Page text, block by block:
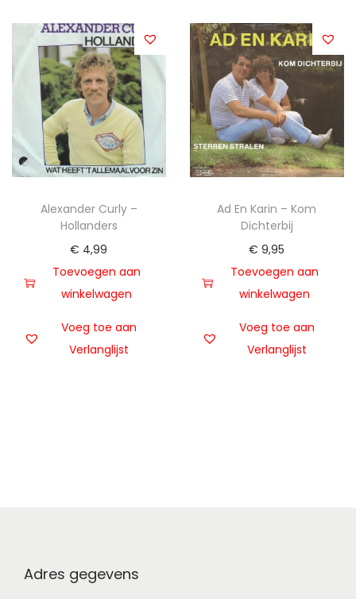
Alexander Curly –
Hollanders
€ 4,99
Toevoegen aan
winkelwagen
Voeg toe aan
Verlanglijst
Ad En Karin – Kom
Dichterbij
€ 9,95
Toevoegen aan
winkelwagen
Voeg toe aan
Verlanglijst
Adres gegevens